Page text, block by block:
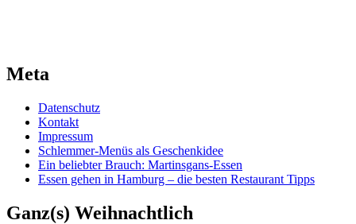
Meta
Datenschutz
Kontakt
Impressum
Schlemmer-Menüs als Geschenkidee
Ein beliebter Brauch: Martinsgans-Essen
Essen gehen in Hamburg – die besten Restaurant Tipps
Ganz(s) Weihnachtlich